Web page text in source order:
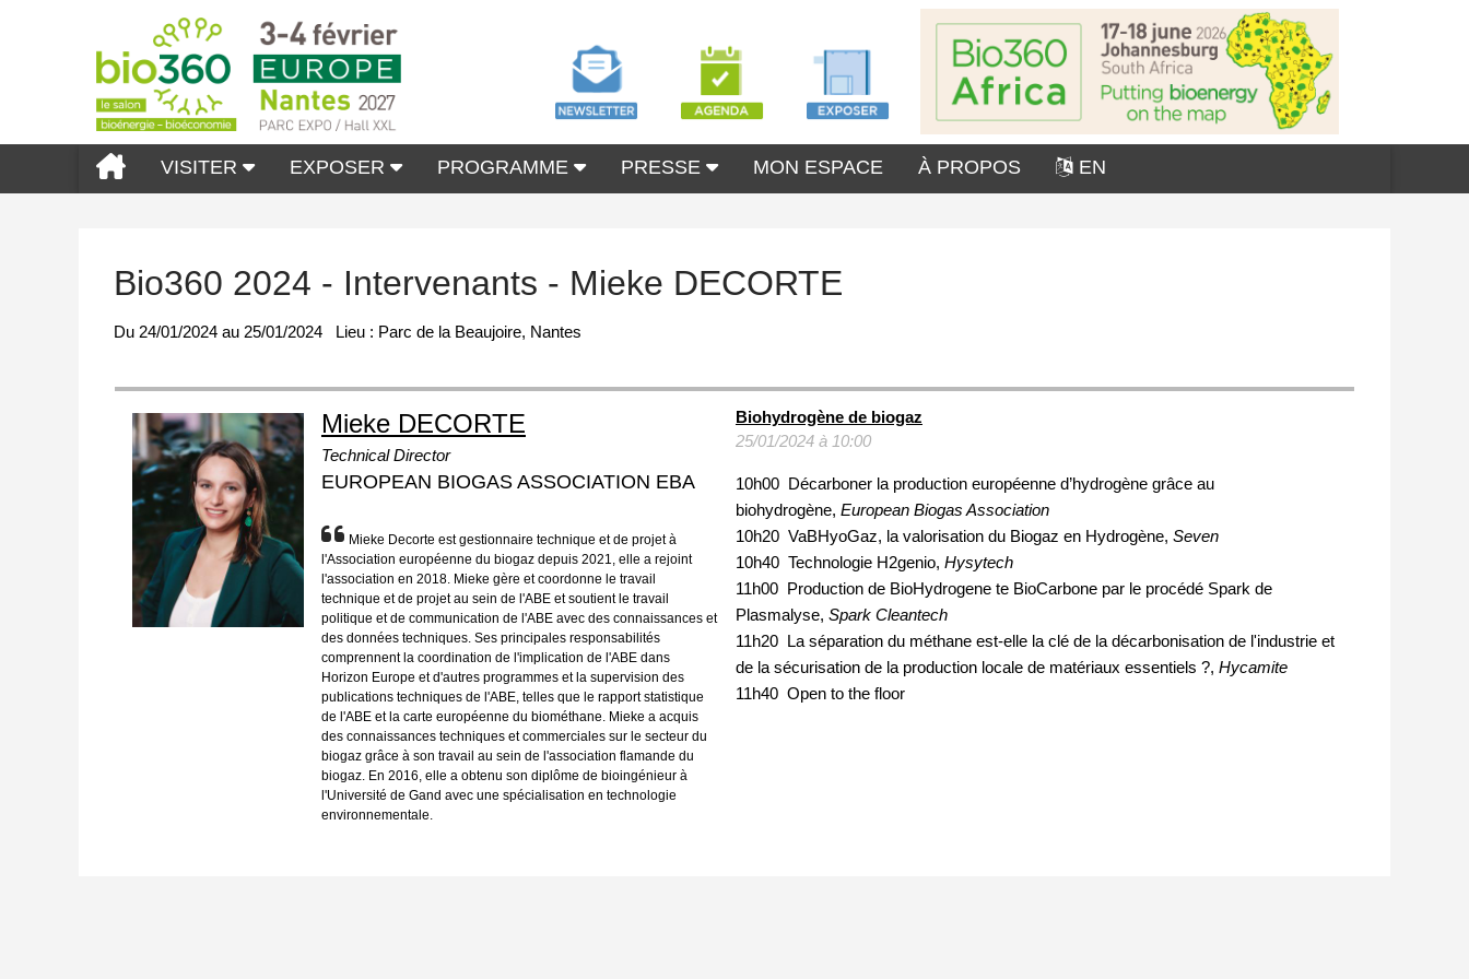
VISITER EXPOSER PROGRAMME PRESSE MON ESPACE À PROPOS EN
Bio360 2024 - Intervenants - Mieke DECORTE
Du 24/01/2024 au 25/01/2024 Lieu : Parc de la Beaujoire, Nantes
Mieke DECORTE
Technical Director
EUROPEAN BIOGAS ASSOCIATION EBA
Mieke Decorte est gestionnaire technique et de projet à
l'Association européenne du biogaz depuis 2021, elle a rejoint
l'association en 2018. Mieke gère et coordonne le travail
technique et de projet au sein de l'ABE et soutient le travail
politique et de communication de l'ABE avec des connaissances et
des données techniques. Ses principales responsabilités
comprennent la coordination de l'implication de l'ABE dans
Horizon Europe et d'autres programmes et la supervision des
publications techniques de l'ABE, telles que le rapport statistique
de l'ABE et la carte européenne du biométhane. Mieke a acquis
des connaissances techniques et commerciales sur le secteur du
biogaz grâce à son travail au sein de l'association flamande du
biogaz. En 2016, elle a obtenu son diplôme de bioingénieur à
l'Université de Gand avec une spécialisation en technologie
environnementale.
Biohydrogène de biogaz
25/01/2024 à 10:00
10h00 Décarboner la production européenne d’hydrogène grâce au
biohydrogène, European Biogas Association
10h20 VaBHyoGaz, la valorisation du Biogaz en Hydrogène, Seven
10h40 Technologie H2genio, Hysytech
11h00
Production de BioHydrogene te BioCarbone par le procédé Spark de
Plasmalyse, Spark Cleantech
11h20 La séparation du méthane est-elle la clé de la décarbonisation de l'industrie et
de la sécurisation de la production locale de matériaux essentiels ?, Hycamite
11h40 Open to the floor